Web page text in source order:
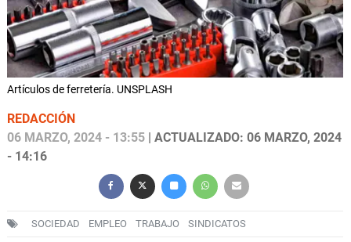
Artículos de ferretería. UNSPLASH
REDACCIÓN
06 MARZO, 2024 - 13:55 | ACTUALIZADO: 06 MARZO, 2024
- 14:16
SOCIEDAD EMPLEO TRABAJO SINDICATOS